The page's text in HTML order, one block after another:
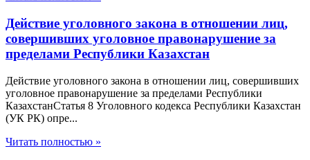
Действие уголовного закона в отношении лиц,
совершивших уголовное правонарушение за
пределами Республики Казахстан
Действие уголовного закона в отношении лиц, совершивших
уголовное правонарушение за пределами Республики
КазахстанСтатья 8 Уголовного кодекса Республики Казахстан
(УК РК) опре...
Читать полностью »